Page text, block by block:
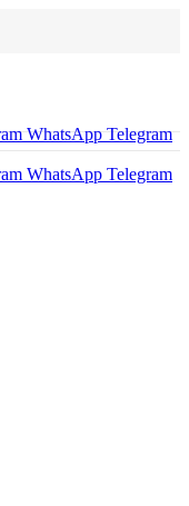
WhatsApp Telegram
WhatsApp Telegram